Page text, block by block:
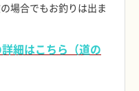
場合でもお釣りは出ま
細はこちら（道の